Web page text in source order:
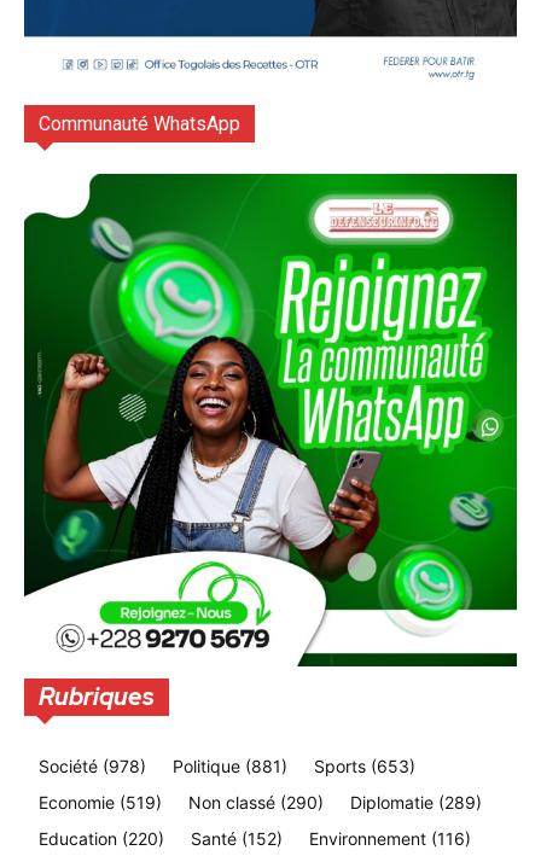
Communauté WhatsApp
Rubriques
Société (978) Politique (881) Sports (653)
Economie (519) Non classé (290) Diplomatie (289)
Education (220) Santé (152) Environnement (116)